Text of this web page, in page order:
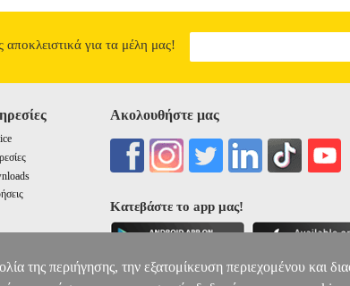
αποκλειστικά για τα μέλη μας!
Ακολουθήστε μας
Κατεβάστε το app μας!
της περιήγησης, την εξατομίκευση περιεχομένου και